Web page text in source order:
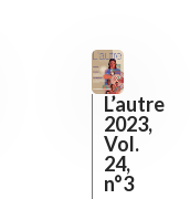
L’autre
2023,
Vol.
24,
n°3